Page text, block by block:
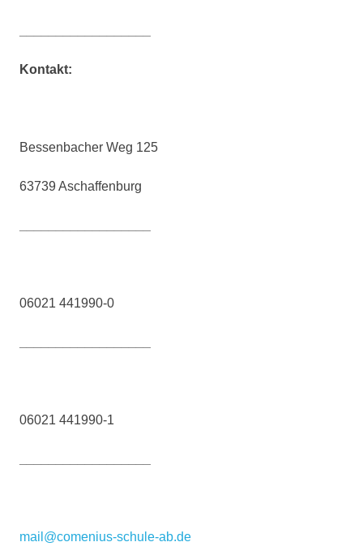
Kontakt:
Bessenbacher Weg 125
63739 Aschaffenburg
06021 441990-0
06021 441990-1
mail@comenius-schule-ab.de